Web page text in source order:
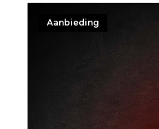
Aanbieding